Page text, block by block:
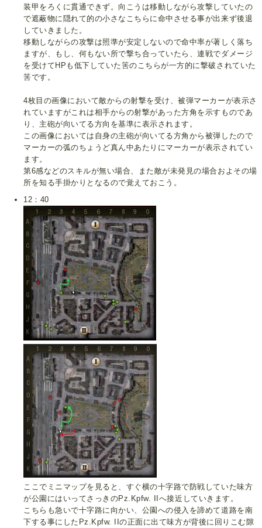
装甲をろくに貫通できず。向こうは移動しながら攻撃していたの
で遮蔽物に隠れて的の小さなこちらに命中させる事が出来ず後退
していきました。
移動しながらの攻撃は照準が安定しないので命中率が著しく落ち
ますが、もし、何もない所で撃ち合っていたら、連戦でダメージ
を受けてHPも低下していた筈のこちらが一方的に撃破されていた
筈です。
4枚目の画像において敵からの射撃を受け、被弾マーカーが表示さ
れていますがこれは相手からの射撃があった方角を示すものであ
り、主砲が向いてる方向を基準に表示されます。
この画像においては自身の主砲が向いてる方角から被弾したので
マーカーの弧のちょうど真ん中あたりにマーカーが表示されてい
ます。
第6感などのスキルが無い場合、また敵が未発見の場合およその場
所を知る手掛かりとなるので覚えておこう。
12：40
ここでミニマップを見ると、すぐ横の十字路で防戦していた味方
が公園にはいってさっきのPz.Kpfw. IIへ接近していきます。
こちらも急いで十字路に向かい、公園への侵入を諦めて道路を南
下する事にしたPz.Kpfw. IIの正面に出て味方が背後に回りこむ隙